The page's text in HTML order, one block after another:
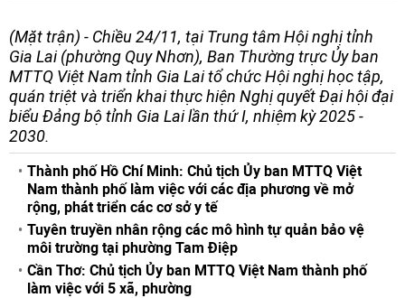
(Mặt trận) - Chiều 24/11, tại Trung tâm Hội nghị tỉnh
Gia Lai (phường Quy Nhơn), Ban Thường trực Ủy ban
MTTQ Việt Nam tỉnh Gia Lai tổ chức Hội nghị học tập,
quán triệt và triển khai thực hiện Nghị quyết Đại hội đại
biểu Đảng bộ tỉnh Gia Lai lần thứ I, nhiệm kỳ 2025 -
2030.
Thành phố Hồ Chí Minh: Chủ tịch Ủy ban MTTQ Việt
Nam thành phố làm việc với các địa phương về mở
rộng, phát triển các cơ sở y tế
Tuyên truyền nhân rộng các mô hình tự quản bảo vệ
môi trường tại phường Tam Điệp
Cần Thơ: Chủ tịch Ủy ban MTTQ Việt Nam thành phố
làm việc với 5 xã, phường